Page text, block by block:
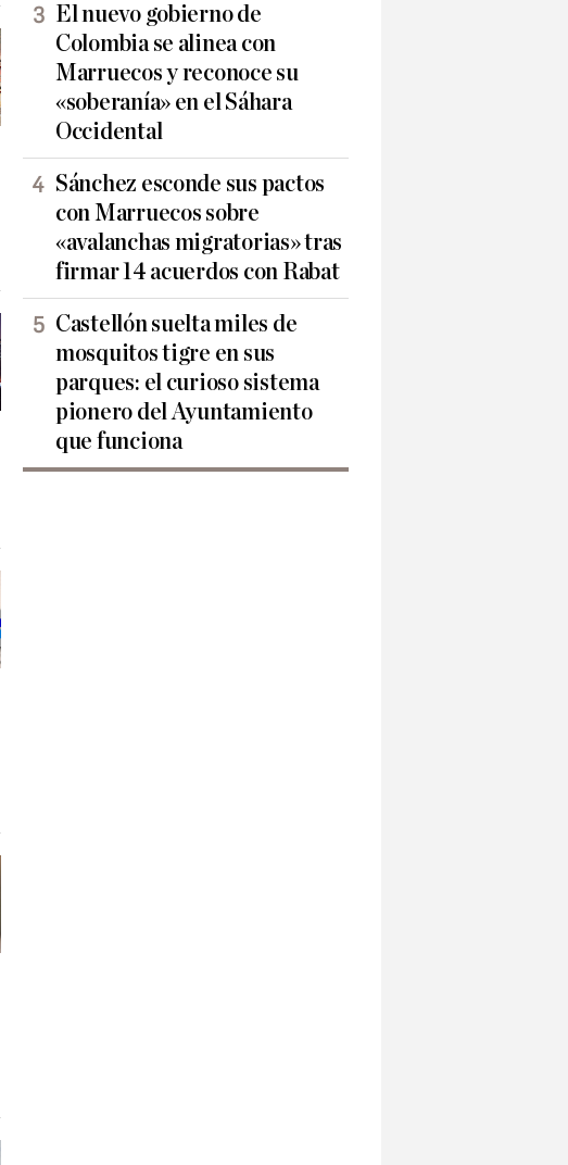
El nuevo gobierno de
Colombia se alinea con
Marruecos y reconoce su
«soberanía» en el Sáhara
Occidental
Sánchez esconde sus pactos
con Marruecos sobre
«avalanchas migratorias» tras
firmar 14 acuerdos con Rabat
Castellón suelta miles de
mosquitos tigre en sus
parques: el curioso sistema
pionero del Ayuntamiento
que funciona